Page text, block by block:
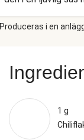
Produceras i en
1 g